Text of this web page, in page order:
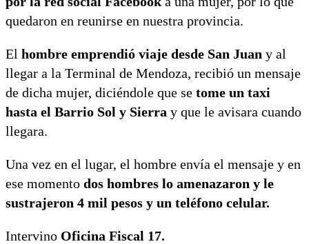
quedaron en reunirse en nuestra provincia.
El hombre emprendió viaje desde San Juan y al
llegar a la Terminal de Mendoza, recibió un mensaje
de dicha mujer, diciéndole que se tome un taxi
hasta el Barrio Sol y Sierra y que le avisara cuando
llegara.
Una vez en el lugar, el hombre envía el mensaje y en
ese momento dos hombres lo amenazaron y le
sustrajeron 4 mil pesos y un teléfono celular.
Intervino Oficina Fiscal 17.